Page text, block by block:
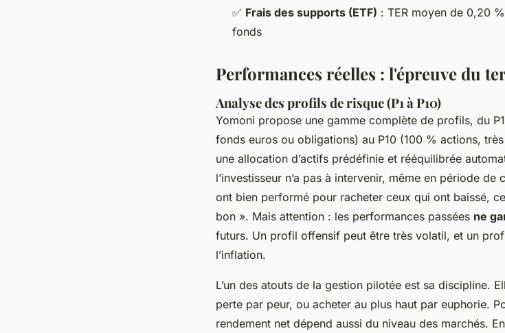
✅ Frais des supports (ETF) : TER moyen de 0,20
fonds
Performances réelles : l'épreuve du
Analyse des profils de risque (P1 à P10)
Yomoni propose une gamme complète de profils, du
fonds euros ou obligations) au P10 (100 % actions,
une allocation d’actifs prédéfinie et rééquilibrée
l’investisseur n’a pas à intervenir, même en période
ont bien performé pour racheter ceux qui ont baissé,
bon ». Mais attention : les performances passées ne
futurs. Un profil offensif peut être très volatil, et un
l’inflation.
L’un des atouts de la gestion pilotée est sa discipline.
perte par peur, ou acheter au plus haut par euphorie.
rendement net dépend aussi du niveau des marchés.